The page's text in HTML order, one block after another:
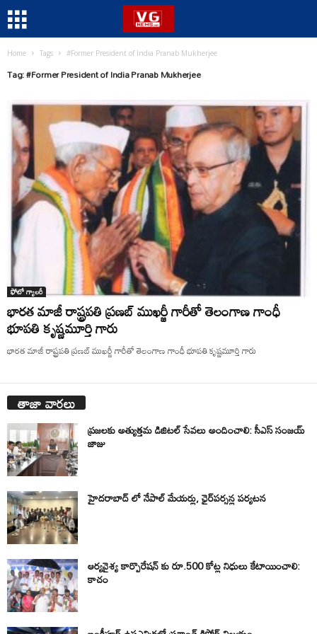
Home Tags #Former President of India Pranab Mukherjee
Tag: #Former President of India Pranab Mukherjee
ఫోటో గ్యాలరీ
భారత మాజీ రాష్ట్రపతి ప్రణబ్ ముఖర్జీ గారీతో తెలంగాణ గాంధీ
భూపతి కృష్ణమూర్తి గారు
భారత మాజీ రాష్ట్రపతి ప్రణబ్ ముఖర్జీ గారీతో తెలంగాణ గాంధీ భూపతి కృష్ణమూర్తి గారు
తాజా వార్తలు
ప్రజలకు అత్యుత్తమ డిజిటల్ సేవలు అందించాలి: సీఎస్ సంజయ్
జాజు
హైదరాబాద్ లో నేపాల్ మేయర్లు, ఛైర్‌పర్సన్ల పర్యటన
ఆర్యవైశ్య కార్పొరేషన్ కు రూ.500 కోట్ల నిధులు కేటాయించాలి:
కాచం